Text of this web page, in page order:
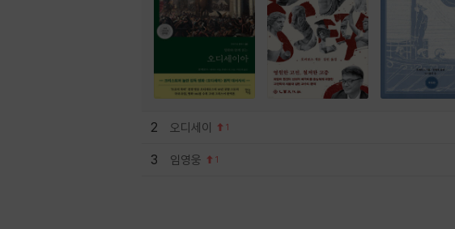
2 오디세이 1
3 임영웅 1